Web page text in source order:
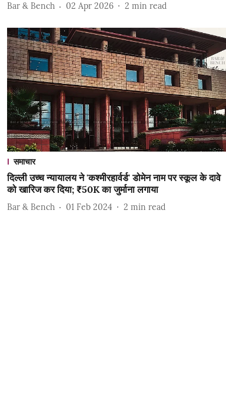
Bar & Bench 02 Apr 2026 2 min read
समाचार
दिल्ली उच्च न्यायालय ने 'कश्मीरहार्वर्ड' डोमेन नाम पर स्कूल के दावे
को खारिज कर दिया; ₹50K का जुर्माना लगाया
Bar & Bench 01 Feb 2024 2 min read